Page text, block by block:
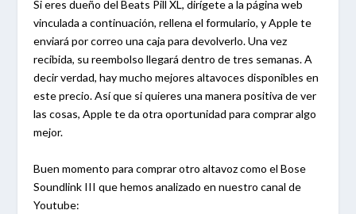
Si eres dueño del Beats Pill XL, dirígete a la página web
vinculada a continuación, rellena el formulario, y Apple te
enviará por correo una caja para devolverlo. Una vez
recibida, su reembolso llegará dentro de tres semanas. A
decir verdad, hay mucho mejores altavoces disponibles en
este precio. Así que si quieres una manera positiva de ver
las cosas, Apple te da otra oportunidad para comprar algo
mejor.
Buen momento para comprar otro altavoz como el Bose
Soundlink III que hemos analizado en nuestro canal de
Youtube: